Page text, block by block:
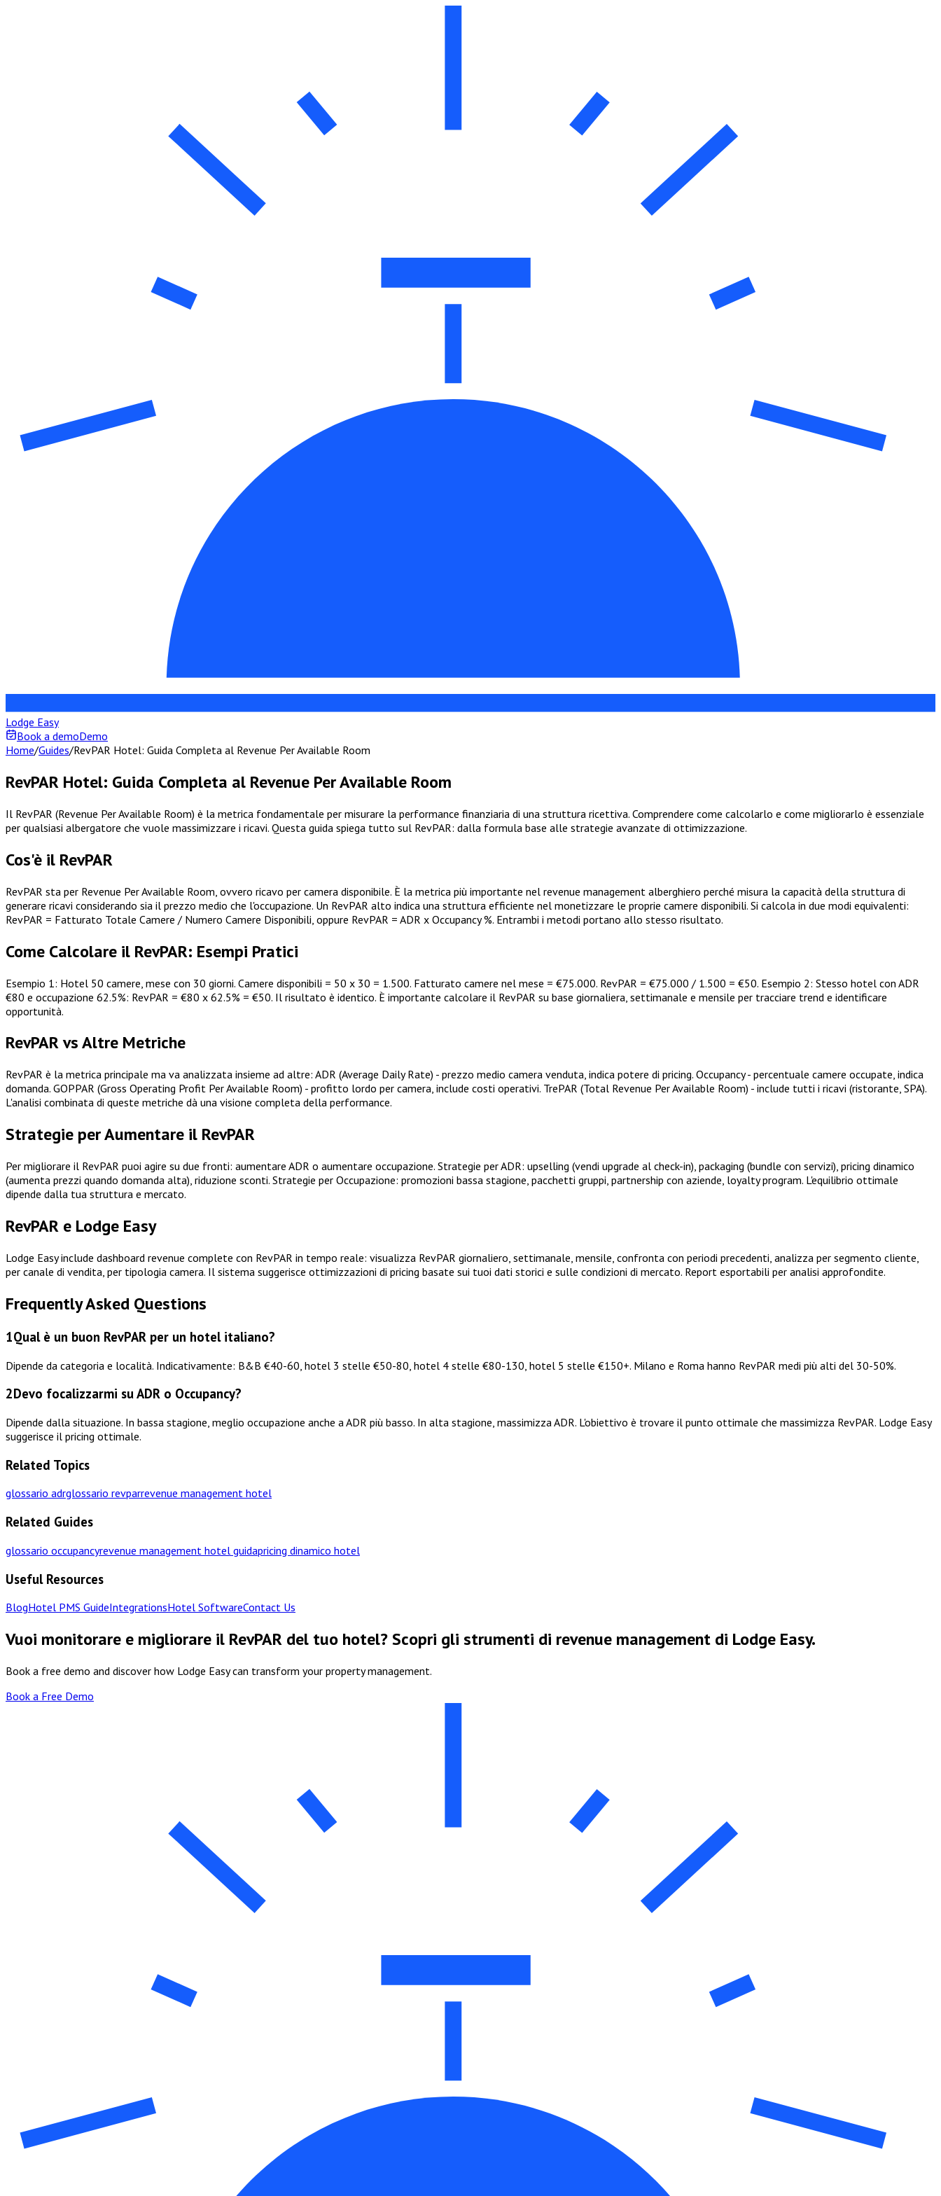
Lodge Easy
Book a demoDemo
Home/Guides/RevPAR Hotel: Guida Completa al Revenue Per Available Room
RevPAR Hotel: Guida Completa al Revenue Per Available Room
Il RevPAR (Revenue Per Available Room) è la metrica fondamentale per misurare la performance finanziaria di una struttura ricettiva. Comprendere come calcolarlo e come migliorarlo è essenziale
per qualsiasi albergatore che vuole massimizzare i ricavi. Questa guida spiega tutto sul RevPAR: dalla formula base alle strategie avanzate di ottimizzazione.
Cos'è il RevPAR
RevPAR sta per Revenue Per Available Room, ovvero ricavo per camera disponibile. È la metrica più importante nel revenue management alberghiero perché misura la capacità della struttura di
generare ricavi considerando sia il prezzo medio che l'occupazione. Un RevPAR alto indica una struttura efficiente nel monetizzare le proprie camere disponibili. Si calcola in due modi equivalenti:
RevPAR = Fatturato Totale Camere / Numero Camere Disponibili, oppure RevPAR = ADR x Occupancy %. Entrambi i metodi portano allo stesso risultato.
Come Calcolare il RevPAR: Esempi Pratici
Esempio 1: Hotel 50 camere, mese con 30 giorni. Camere disponibili = 50 x 30 = 1.500. Fatturato camere nel mese = €75.000. RevPAR = €75.000 / 1.500 = €50. Esempio 2: Stesso hotel con ADR
€80 e occupazione 62.5%: RevPAR = €80 x 62.5% = €50. Il risultato è identico. È importante calcolare il RevPAR su base giornaliera, settimanale e mensile per tracciare trend e identificare
opportunità.
RevPAR vs Altre Metriche
RevPAR è la metrica principale ma va analizzata insieme ad altre: ADR (Average Daily Rate) - prezzo medio camera venduta, indica potere di pricing. Occupancy - percentuale camere occupate, indica
domanda. GOPPAR (Gross Operating Profit Per Available Room) - profitto lordo per camera, include costi operativi. TrePAR (Total Revenue Per Available Room) - include tutti i ricavi (ristorante, SPA).
L'analisi combinata di queste metriche dà una visione completa della performance.
Strategie per Aumentare il RevPAR
Per migliorare il RevPAR puoi agire su due fronti: aumentare ADR o aumentare occupazione. Strategie per ADR: upselling (vendi upgrade al check-in), packaging (bundle con servizi), pricing dinamico
(aumenta prezzi quando domanda alta), riduzione sconti. Strategie per Occupazione: promozioni bassa stagione, pacchetti gruppi, partnership con aziende, loyalty program. L'equilibrio ottimale
dipende dalla tua struttura e mercato.
RevPAR e Lodge Easy
Lodge Easy include dashboard revenue complete con RevPAR in tempo reale: visualizza RevPAR giornaliero, settimanale, mensile, confronta con periodi precedenti, analizza per segmento cliente,
per canale di vendita, per tipologia camera. Il sistema suggerisce ottimizzazioni di pricing basate sui tuoi dati storici e sulle condizioni di mercato. Report esportabili per analisi approfondite.
Frequently Asked Questions
1Qual è un buon RevPAR per un hotel italiano?
Dipende da categoria e località. Indicativamente: B&B €40-60, hotel 3 stelle €50-80, hotel 4 stelle €80-130, hotel 5 stelle €150+. Milano e Roma hanno RevPAR medi più alti del 30-50%.
2Devo focalizzarmi su ADR o Occupancy?
Dipende dalla situazione. In bassa stagione, meglio occupazione anche a ADR più basso. In alta stagione, massimizza ADR. L'obiettivo è trovare il punto ottimale che massimizza RevPAR. Lodge Easy
suggerisce il pricing ottimale.
Related Topics
glossario adrglossario revparrevenue management hotel
Related Guides
glossario occupancyrevenue management hotel guidapricing dinamico hotel
Useful Resources
BlogHotel PMS GuideIntegrationsHotel SoftwareContact Us
Vuoi monitorare e migliorare il RevPAR del tuo hotel? Scopri gli strumenti di revenue management di Lodge Easy.
Book a free demo and discover how Lodge Easy can transform your property management.
Book a Free Demo